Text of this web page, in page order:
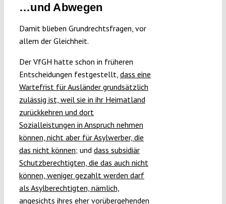
…und Abwegen
Damit blieben Grundrechtsfragen, vor
allem der Gleichheit.
Der VfGH hatte schon in früheren
Entscheidungen festgestellt, dass eine
Wartefrist für Ausländer grundsätzlich
zulässig ist, weil sie in ihr Heimatland
zurückkehren und dort
Sozialleistungen in Anspruch nehmen
können, nicht aber für Asylwerber, die
das nicht können; und dass subsidiär
Schutzberechtigten, die das auch nicht
können, weniger gezahlt werden darf
als Asylberechtigten, nämlich,
angesichts ihres eher vorübergehenden